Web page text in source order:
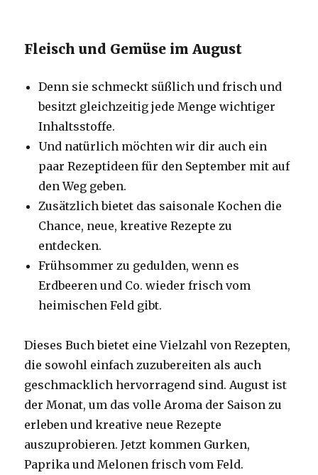
Fleisch und Gemüse im August
Denn sie schmeckt süßlich und frisch und
besitzt gleichzeitig jede Menge wichtiger
Inhaltsstoffe.
Und natürlich möchten wir dir auch ein
paar Rezeptideen für den September mit auf
den Weg geben.
Zusätzlich bietet das saisonale Kochen die
Chance, neue, kreative Rezepte zu
entdecken.
Frühsommer zu gedulden, wenn es
Erdbeeren und Co. wieder frisch vom
heimischen Feld gibt.
Dieses Buch bietet eine Vielzahl von Rezepten,
die sowohl einfach zuzubereiten als auch
geschmacklich hervorragend sind. August ist
der Monat, um das volle Aroma der Saison zu
erleben und kreative neue Rezepte
auszuprobieren. Jetzt kommen Gurken,
Paprika und Melonen frisch vom Feld.